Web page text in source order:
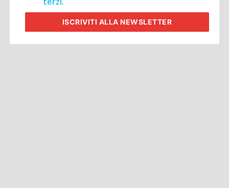
ISCRIVITI ALLA NEWSLETTER